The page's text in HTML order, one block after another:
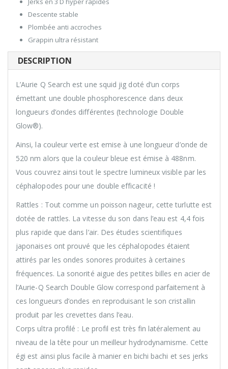
Descente stable
Plombée anti accroches
Grappin ultra résistant
DESCRIPTION
L’Aurie Q Search est une squid jig doté d’un corps
émettant une double phosphorescence dans deux
longueurs d’ondes différentes (technologie Double
Glow®).
Ainsi, la couleur verte est emise à une longueur d’onde de
520 nm alors que la couleur bleue est émise à 488nm.
Vous couvrez ainsi tout le spectre lumineux visible par les
céphalopodes pour une double efficacité !
Rattles : Tout comme un poisson nageur, cette turlutte est
dotée de rattles. La vitesse du son dans l’eau est 4,4 fois
plus rapide que dans l’air. Des études scientifiques
japonaises ont prouvé que les céphalopodes étaient
attirés par les ondes sonores produites à certaines
fréquences. La sonorité aigue des petites billes en acier de
l’Aurie-Q Search Double Glow correspond parfaitement à
ces longueurs d’ondes en reproduisant le son cristallin
produit par les crevettes dans l’eau.
Corps ultra profilé : Le profil est très fin latéralement au
niveau de la tête pour un meilleur hydrodynamisme. Cette
égi est ainsi plus facile à manier en bichi bachi et ses jerks